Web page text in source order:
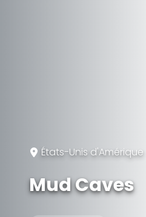
États-Unis d'Amérique
Mud Caves